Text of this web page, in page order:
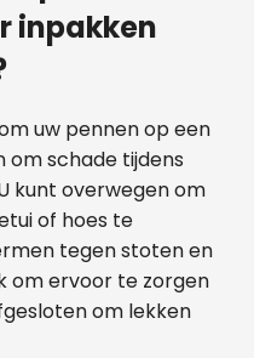
inpakken
uw pennen op een
om schade tijdens
kunt overwegen om
of hoes te
tegen stoten en
om ervoor te zorgen
om lekken